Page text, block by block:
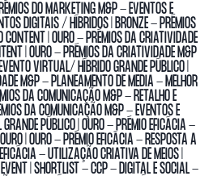
DO MARKETING M&P - EVENTOS E
DIGITAIS / HÍBRIDOS | BRONZE - PRÉMIOS
| OURO - PRÉMIOS DA CRIATIVIDADE
| OURO - PRÉMIOS DA CRIATIVIDADE M&P
VIRTUAL/ HÍBRIDO GRANDE PÚBLICO |
M&P - PLANEAMENTO DE MEDIA - MELHOR
DA COMUNICAÇÃO M&P - RETALHO E
DA COMUNICAÇÃO M&P - EVENTOS E
PÚBLICO | OURO - PRÉMIO EFICÁCIA -
| OURO - PRÉMIO EFICÁCIA - RESPOSTA A
- UTILIZAÇÃO CRIATIVA DE MEIOS |
| SHORTLIST - CCP - DIGITAL E SOCIAL -